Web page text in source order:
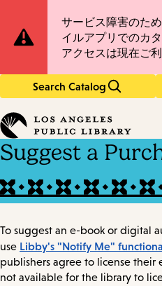
Site
サービス障害のた
イルアプリでのカ
アクセスは現在ご
Search Catalog
in
keywords
Suggest a
To suggest an e-book or digital
use Libby's "Notify Me"
publishers agree to license their
not available for the library to